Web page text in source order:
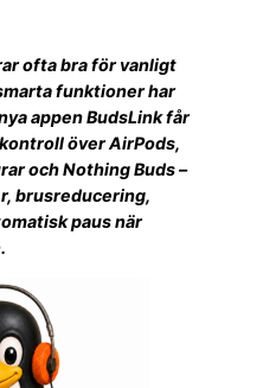
ofta bra för vanligt
funktioner har
appen BudsLink får
över AirPods,
och Nothing Buds –
brusreducering,
paus när